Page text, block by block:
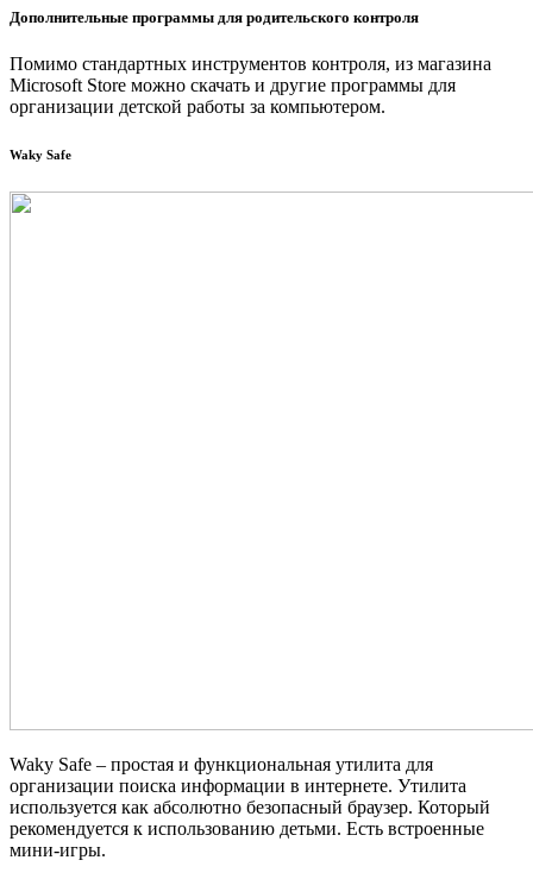
Дополнительные программы для родительского контроля
Помимо стандартных инструментов контроля, из магазина
Microsoft Store можно скачать и другие программы для
организации детской работы за компьютером.
Waky Safe
Waky Safe – простая и функциональная утилита для
организации поиска информации в интернете. Утилита
используется как абсолютно безопасный браузер. Который
рекомендуется к использованию детьми. Есть встроенные
мини-игры.